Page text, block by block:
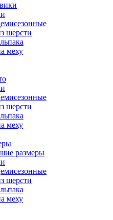
шерсти
меху
шерсти
меху
размеры
шерсти
меху